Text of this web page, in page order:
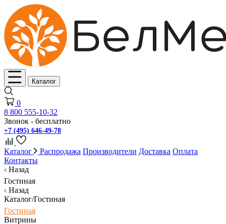
Каталог
0
8 800 555-10-32
Звонок - бесплатно
+7 (495) 646-49-78
Каталог Распродажа Производители Доставка Оплата
Контакты
Назад
Гостиная
Назад
Каталог/Гостиная
Гостиная
Витрины